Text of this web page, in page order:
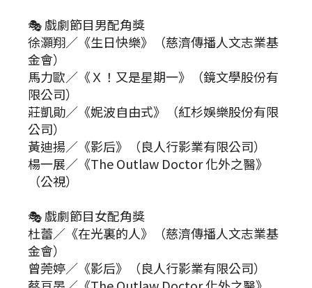
🎭 戲劇節目男配角獎
徐灝翔／《生日快樂》（慈濟傳播人文志業基
金會）
馬力歐／《Ｘ！又是星期一》（鏡文學股份有
限公司）
莊凱勛／《妮波自由式》（紅杉娛樂股份有限
公司）
黃迪揚／《影后》（良人行影業有限公司）
楊一展／《The Outlaw Doctor 化外之醫》
（公視）
🎭 戲劇節目女配角獎
杜蕾／《在光裏的人》（慈濟傳播人文志業基
金會）
曾莞婷／《影后》（良人行影業有限公司）